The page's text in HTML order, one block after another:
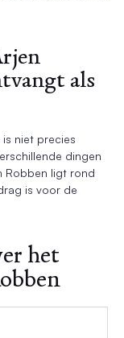
als
is niet precies
dingen
Robben ligt rond
is voor de
het